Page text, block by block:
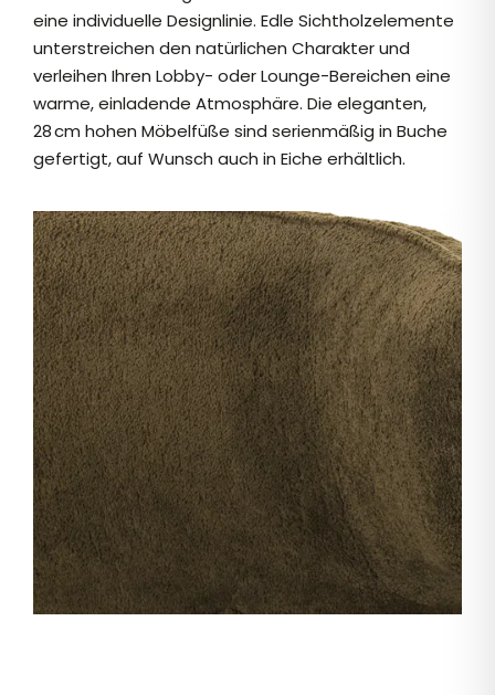
eine individuelle Designlinie. Edle Sichtholzelemente
unterstreichen den natürlichen Charakter und
verleihen Ihren Lobby- oder Lounge-Bereichen eine
warme, einladende Atmosphäre. Die eleganten,
28cm hohen Möbelfüße sind serienmäßig in Buche
gefertigt, auf Wunsch auch in Eiche erhältlich.